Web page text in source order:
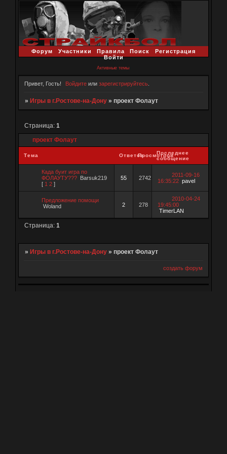
Форум Участники Правила Поиск
Регистрация
Войти
Активные темы
Привет, Гость! Войдите илизарегистрируйтесь
» Игры в г.Ростове-на-Дону » проект Фолаут
проект Фолаут
Страница: 1
Тема ОтветовПросмотров
Последнее
сообщение
Када буит игра по
ФОЛАУТУ??? Barsuk219
[ 1 2 ]
55 2742
2011-09-16
16:35:22 pavel
Предложение помощи
Woland
2 278
2010-04-24
19:45:00
TimerLAN
Страница: 1
» Игры в г.Ростове-на-Дону » проект Фолаут
создать форум